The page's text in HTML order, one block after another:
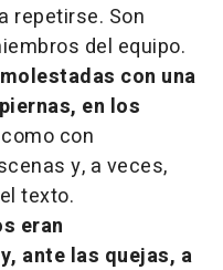
repetirse. Son
del equipo.
con una
en los
con
y, a veces,
texto.
eran
ante las quejas, a